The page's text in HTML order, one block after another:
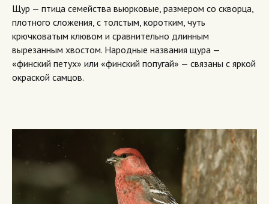
Щур — птица семейства вьюрковые, размером со скворца,
плотного сложения, с толстым, коротким, чуть
крючковатым клювом и сравнительно длинным
вырезанным хвостом. Народные названия щура —
«финский петух» или «финский попугай» — связаны с яркой
окраской самцов.